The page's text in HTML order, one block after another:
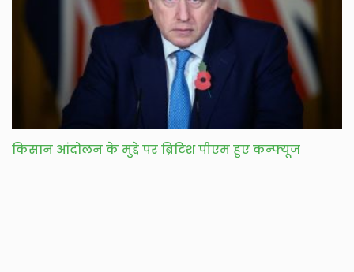
किसान आंदोलन के मुद्दे पर ब्रिटिश पीएम हुए कन्फ्यूज